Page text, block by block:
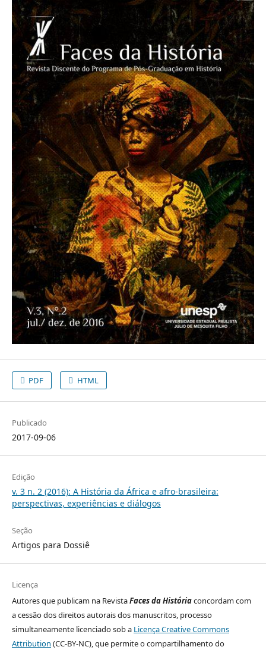
PDF HTML
Publicado
2017-09-06
Edição
v. 3 n. 2 (2016): A História da África e afro-brasileira:
perspectivas, experiências e diálogos
Seção
Artigos para Dossiê
Licença
Autores que publicam na RevistaFaces da Históriaconcordam com
a cessão dos direitos autorais dos manuscritos, processo
simultaneamente licenciado sob a Licença Creative Commons
Attribution (CC-BY-NC), que permite o compartilhamento do